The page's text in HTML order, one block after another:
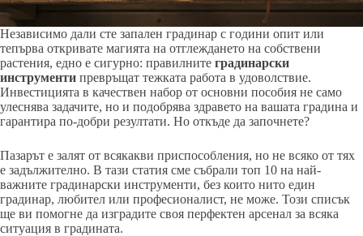
Независимо дали сте запален градинар с години опит или
тепърва откривате магията на отглеждането на собствени
растения, едно е сигурно: правилните градинарски
инструменти превръщат тежката работа в удоволствие.
Инвестицията в качествен набор от основни пособия не само
улеснява задачите, но и подобрява здравето на вашата градина и
гарантира по-добри резултати. Но откъде да започнете?
Пазарът е залят от всякакви приспособления, но не всяко от тях
е задължително. В тази статия сме събрали топ 10 на най-
важните градинарски инструменти, без които нито един
градинар, любител или професионалист, не може. Този списък
ще ви помогне да изградите своя перфектен арсенал за всяка
ситуация в градината.